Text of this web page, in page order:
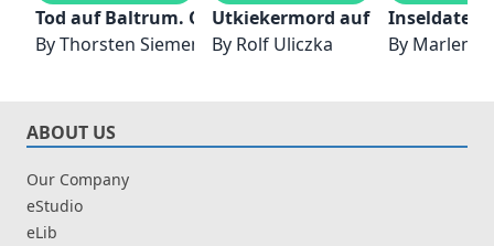
Tod auf Baltrum. Ostfrieslandkrimi
ByThorsten Siemens
Utkiekermord auf Spiekeroog.
By Rolf Uliczka
Inseldate
By Marlene
ABOUT US
Our Company
eStudio
eLib